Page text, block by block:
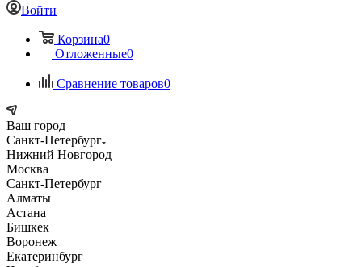
Войти
Корзина0
Отложенные0
Сравнение товаров0
Ваш город
Санкт-Петербург
Нижний Новгород
Москва
Санкт-Петербург
Алматы
Астана
Бишкек
Воронеж
Екатеринбург